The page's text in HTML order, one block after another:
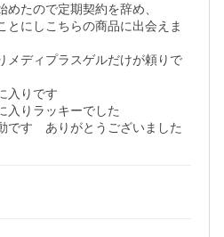
たので定期契約を辞め、
とにしこちらの商品に出会えま
メディプラスゲルだけが頼りで
入りです
入りラッキーでした
です　ありがとうございました